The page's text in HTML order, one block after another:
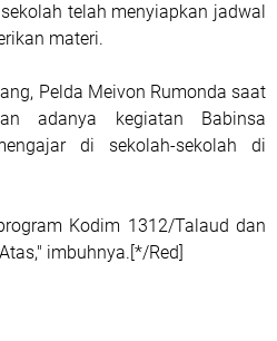
telah menyiapkan jadwal
materi.
Pelda Meivon Rumonda saat
adanya kegiatan Babinsa
di sekolah-sekolah di
Kodim 1312/Talaud dan
imbuhnya.[*/Red]